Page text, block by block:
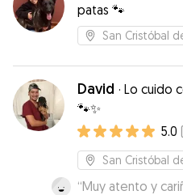
patas 🐾
San Cristóbal
David · Lo cuido
🐾✨
5.0 (
San Cristóbal
“Muy atento y